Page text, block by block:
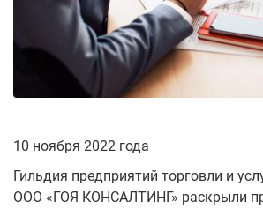
10 ноября 2022 года
Гильдия предприятий торговли и
ООО «ГОЯ КОНСАЛТИНГ» раскрыли